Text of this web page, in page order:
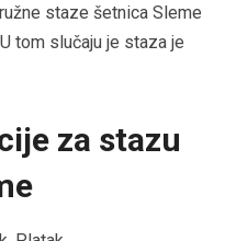
staze šetnica Sleme
tom slučaju je staza je
za stazu